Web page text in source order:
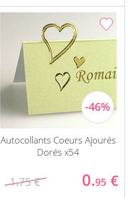
Autocollants Coeurs Ajourés
Dorés x54
1.75 € 0.95 €